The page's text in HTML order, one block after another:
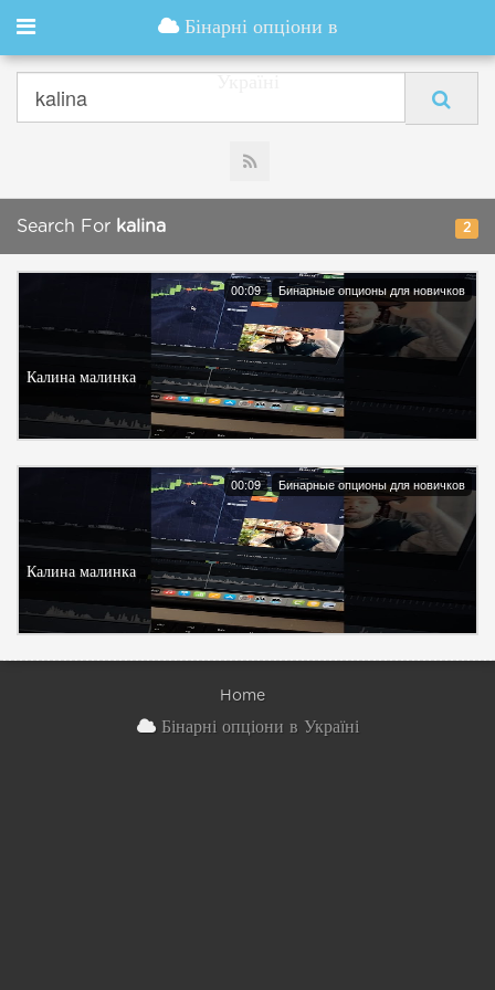
Бінарні опціони в
Search For kalina 2
00:09 Бинарные опционы для новичков
Калина малинка
00:09 Бинарные опционы для новичков
Калина малинка
Home
Бінарні опціони в Україні